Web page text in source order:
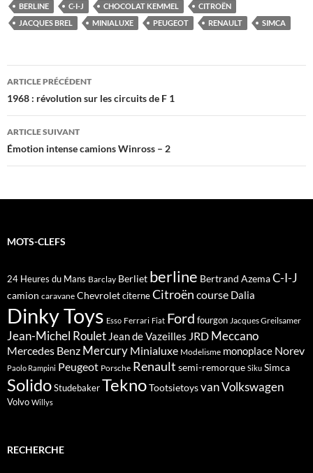
BERLINE C-I-J CHOCOLAT KEMMEL
CITROËN
JACQUES BREL
MINIALUXE PEUGEOT RENAULT SIMCA
Navigation
des
articles
ARTICLE PRÉCÉDENT
1968 : révolution sur les circuits de F 1
ARTICLE SUIVANT
Émotion intense camions Winross – 2
MOTS-CLEFS
24 Heures du Mans Barclay Berliet berline Bertrand AzemaC-I-J
camion caravane ChevroletciterneCitroën course Dalia
Dinky Toys Esso Ferrari Fiat Ford fourgon Jacques Greilsamer
Jean-Michel Roulet Jean de Vazeilles JRD Meccano
Mercedes Benz Mercury Minialuxe Modelisme monoplace Norev
Paolo Rampini Peugeot Porsche Renault semi-remorque Siku Simca
SolidoStudebakerTeknoTootsietoysvanVolkswagen
Volvo Willys
RECHERCHE